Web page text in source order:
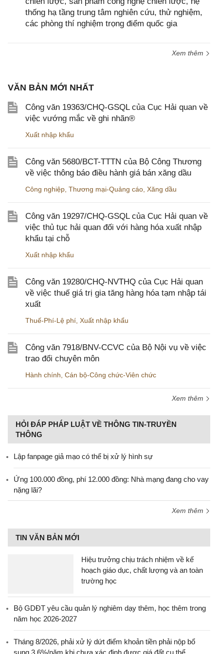
thống hạ tầng trung tâm nghiên cứu, thử nghiệm,
các phòng thí nghiệm trọng điểm quốc gia
Xem thêm
VĂN BẢN MỚI NHẤT
Công văn 19363/CHQ-GSQL của Cục Hải quan về
việc vướng mắc về ghi nhãn®
Xuất nhập khẩu
Công văn 5680/BCT-TTTN của Bộ Công Thương
về việc thông báo điều hành giá bán xăng dầu
Công nghiệp Thương mại-Quảng cáo Xăng dầu
Công văn 19297/CHQ-GSQL của Cục Hải quan về
việc thủ tục hải quan đối với hàng hóa xuất nhập
khẩu tại chỗ
Xuất nhập khẩu
Công văn 19280/CHQ-NVTHQ của Cục Hải quan
về việc thuế giá trị gia tăng hàng hóa tạm nhập tái
xuất
Thuế-Phí-Lệ phí Xuất nhập khẩu
Công văn 7918/BNV-CCVC của Bộ Nội vụ về việc
trao đổi chuyên môn
Hành chính Cán bộ-Công chức-Viên chức
Xem thêm
HỎI ĐÁP PHÁP LUẬT VỀ THÔNG TIN-TRUYỀN
THÔNG
Lập fanpage giả mạo có thể bị xử lý hình sự
Ứng 100.000 đồng, phí 12.000 đồng: Nhà mạng đang cho vay
nặng lãi?
Xem thêm
TIN VĂN BẢN MỚI
Hiệu trưởng chịu trách nhiệm về kế
hoạch giáo dục, chất lượng và an toàn
trường học
Bộ GDĐT yêu cầu quản lý nghiêm dạy thêm, học thêm trong
năm học 2026-2027
Tháng 8/2026, phải xử lý dứt điểm khoản tiền phải nộp bổ
sung 3,6%/năm khi chưa xác định được giá đất cụ thể